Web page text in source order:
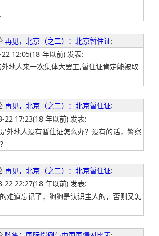
再见，北京（之二）：北京暂住证:
12:05(18 年以前) 发表:
地人来一次集体大罢工,暂住证肯定能被取
再见，北京（之二）：北京暂住证:
22 17:23(18 年以前) 发表:
外地人没有暂住证怎么办？没有的话，警察
再见，北京（之二）：北京暂住证:
22 22:27(18 年以前) 发表:
难道忘记了，狗狗是认识主人的，否则又怎